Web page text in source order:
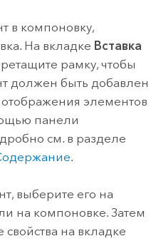
в компоновку,
На вкладке Вставка
рамку, чтобы
должен быть добавлен
элементов
панели
см. в разделе
.
выберите его на
на компоновке. Затем
на вкладке